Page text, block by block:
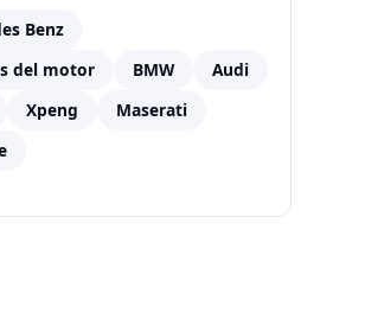
Benz
del motor
BMW
Audi
Xpeng
Maserati